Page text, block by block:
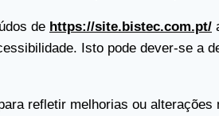
de https://site.bistec.com.pt/
Isto pode dever-se a
refletir melhorias ou